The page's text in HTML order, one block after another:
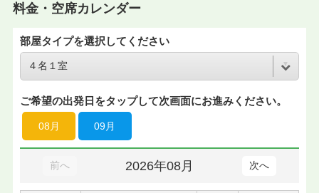
料金・空席カレンダー
部屋タイプを選択してください
ご希望の出発日をタップして次画面にお進みください。
08月 09月
前へ 2026年08月 次へ